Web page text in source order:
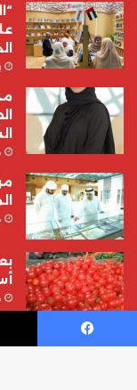
فيسبوك ‫X